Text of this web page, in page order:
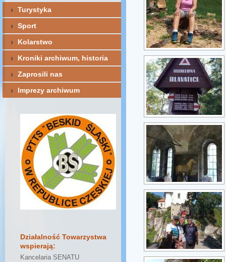
Turystyka
Sport
Kolarstwo
Kroniki archiwum, historia
Zaprosili nas
Imprezy archiwum
Działalność Towarzystwa
wspierają:
Kancelaria SENATU